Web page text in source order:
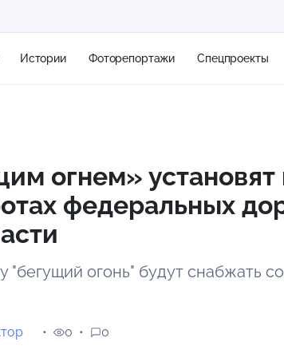
Истории Фоторепортажи Спецпроекты
14 м/с
огнем» установят
федеральных
"бегущий огонь" будут снабжать
0 0